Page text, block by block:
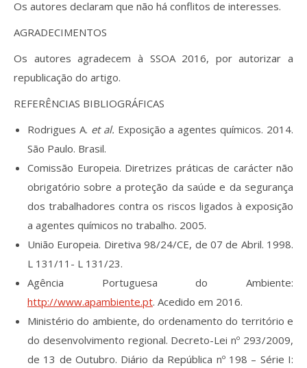
Os autores declaram que não há conflitos de interesses.
AGRADECIMENTOS
Os autores agradecem à SSOA 2016, por autorizar a
republicação do artigo.
REFERÊNCIAS BIBLIOGRÁFICAS
Rodrigues A. et al. Exposição a agentes químicos. 2014.
São Paulo. Brasil.
Comissão Europeia. Diretrizes práticas de carácter não
obrigatório sobre a proteção da saúde e da segurança
dos trabalhadores contra os riscos ligados à exposição
a agentes químicos no trabalho. 2005.
União Europeia. Diretiva 98/24/CE, de 07 de Abril. 1998.
L 131/11- L 131/23.
Agência Portuguesa do Ambiente:
http://www.apambiente.pt. Acedido em 2016.
Ministério do ambiente, do ordenamento do território e
do desenvolvimento regional. Decreto-Lei nº 293/2009,
de 13 de Outubro. Diário da República nº 198 – Série I: